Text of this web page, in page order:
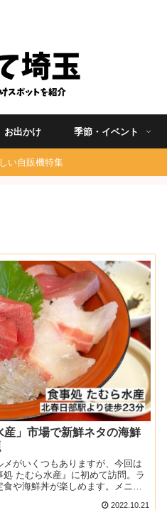
お出かけ 季節・イベント
い自販機特集
」市場で新鮮ネタの海鮮
がいくつもありますが、今回は
たむら水産』に初めて訪問。ラ
や海鮮丼が楽しめます。メニュ
2022.10.21